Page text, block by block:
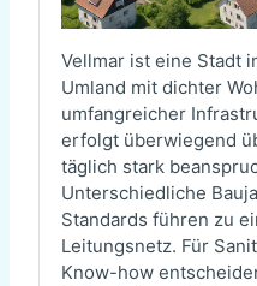
Vellmar ist eine Stadt
Umland mit dichter
umfangreicher
erfolgt überwiegend
täglich stark
Unterschiedliche
Standards führen zu
Leitungsnetz. Für
Know-how